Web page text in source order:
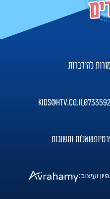
להידברות
kids@htv.co.il
שאלות ותשובות
ועיצוב: